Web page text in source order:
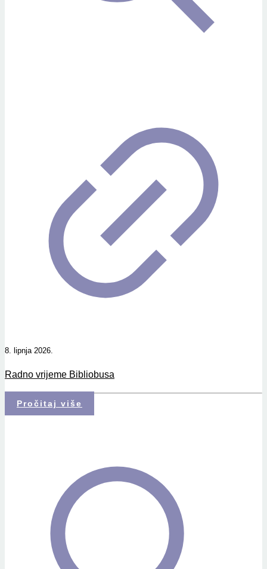
8. lipnja 2026.
Radno vrijeme Bibliobusa
Pročitaj više